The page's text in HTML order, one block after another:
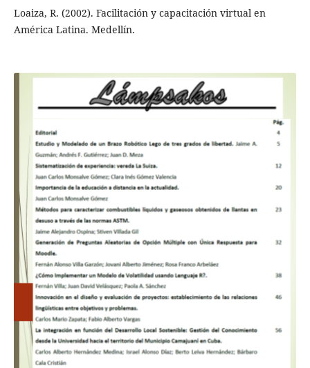
Loaiza, R. (2002). Facilitación y capacitación virtual en
América Latina. Medellín.